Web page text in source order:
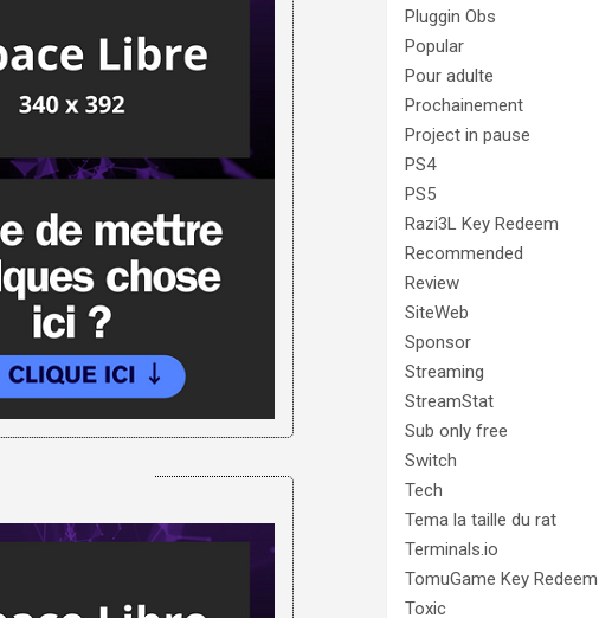
Pluggin Obs
Popular
Pour adulte
Prochainement
Project in pause
PS4
PS5
Razi3L Key Redeem
Recommended
Review
SiteWeb
Sponsor
Streaming
StreamStat
Sub only free
Switch
Tech
Tema la taille du rat
Terminals.io
TomuGame Key Redeem
Toxic